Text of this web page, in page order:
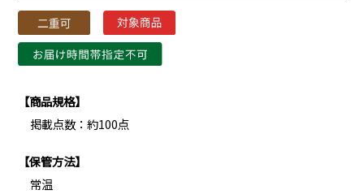
【商品規格】
掲載点数：約100点
【保管方法】
常温